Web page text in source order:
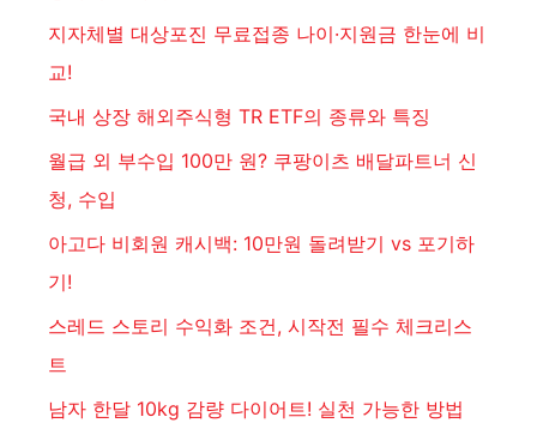
지자체별 대상포진 무료접종 나이·지원금 한눈에 비
교!
국내 상장 해외주식형 TR ETF의 종류와 특징
월급 외 부수입 100만 원? 쿠팡이츠 배달파트너 신
청, 수입
아고다 비회원 캐시백: 10만원 돌려받기 vs 포기하
기!
스레드 스토리 수익화 조건, 시작전 필수 체크리스
트
남자 한달 10kg 감량 다이어트! 실천 가능한 방법